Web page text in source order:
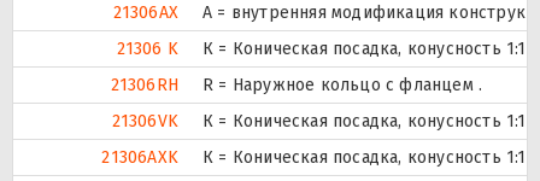
21306AX
A = внутренняя модификация
21306 K
К = Коническая посадка, конусность 1:12.
21306RH
R = Наружное кольцо с фланцем .
21306VK
К = Коническая посадка, конусность 1:12.
21306AXK
К = Коническая посадка, конусность 1:12.